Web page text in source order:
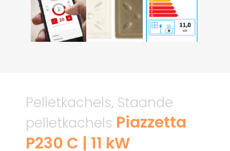
Pelletkachels, Staande
pelletkachels Piazzetta
P230 C | 11 kW